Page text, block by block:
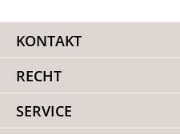
KONTAKT
RECHT
SERVICE